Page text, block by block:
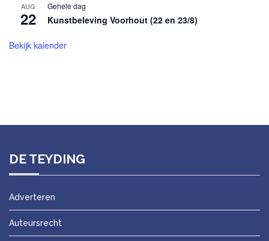
AUG
22
Gehele dag
Kunstbeleving Voorhout (22 en 23/8)
Bekijk kalender
DE TEYDING
Adverteren
Auteursrecht